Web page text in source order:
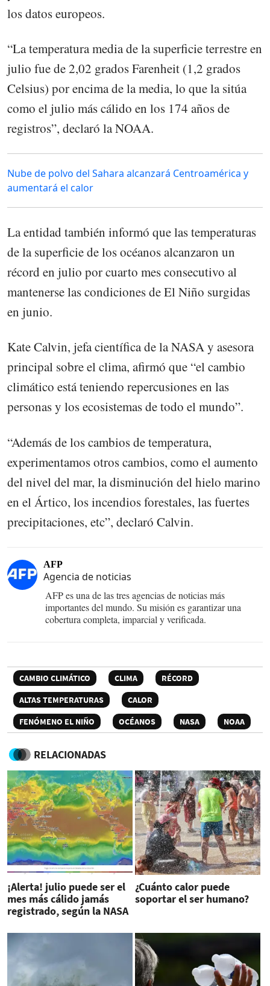
los datos europeos.
“La temperatura media de la superficie terrestre en
julio fue de 2,02 grados Farenheit (1,2 grados
Celsius) por encima de la media, lo que la sitúa
como el julio más cálido en los 174 años de
registros”, declaró la NOAA.
Nube de polvo del Sahara alcanzará Centroamérica y
aumentará el calor
La entidad también informó que las temperaturas
de la superficie de los océanos alcanzaron un
récord en julio por cuarto mes consecutivo al
mantenerse las condiciones de El Niño surgidas
en junio.
Kate Calvin, jefa científica de la NASA y asesora
principal sobre el clima, afirmó que “el cambio
climático está teniendo repercusiones en las
personas y los ecosistemas de todo el mundo”.
“Además de los cambios de temperatura,
experimentamos otros cambios, como el aumento
del nivel del mar, la disminución del hielo marino
en el Ártico, los incendios forestales, las fuertes
precipitaciones, etc”, declaró Calvin.
AFP
Agencia de noticias
AFP es una de las tres agencias de noticias más
importantes del mundo. Su misión es garantizar una
cobertura completa, imparcial y verificada.
CAMBIO CLIMÁTICO CLIMA
RÉCORD
ALTAS TEMPERATURAS
CALOR
FENÓMENO EL NIÑO
OCÉANOS NASA NOAA
RELACIONADAS
¡Alerta! julio puede ser el
mes más cálido jamás
registrado, según la NASA
¿Cuánto calor puede
soportar el ser humano?